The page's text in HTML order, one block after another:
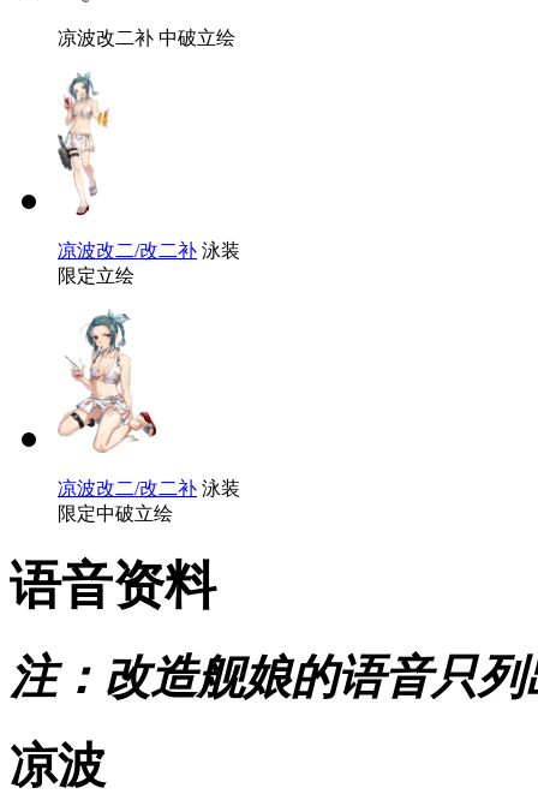
凉波改二补 中破立绘
凉波改二/改二补 泳装
限定立绘
凉波改二/改二补 泳装
限定中破立绘
语音资料
注：改造舰娘的语音只
凉波